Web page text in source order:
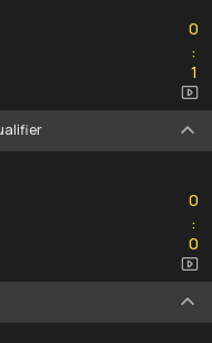
0
:1
1
0
:0
0